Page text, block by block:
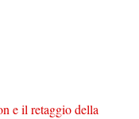
e il retaggio della